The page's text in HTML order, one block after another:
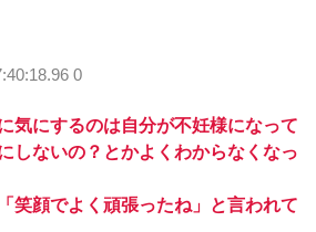
0
気にするのは自分が不妊様になって
しないの？とかよくわからなくなっ
笑顔でよく頑張ったね」と言われて